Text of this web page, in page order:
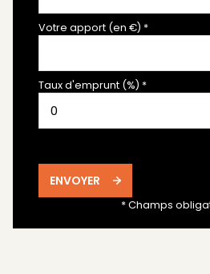
Votre apport (en €) *
Taux d'emprunt (%) *
ENVOYER
* Champs